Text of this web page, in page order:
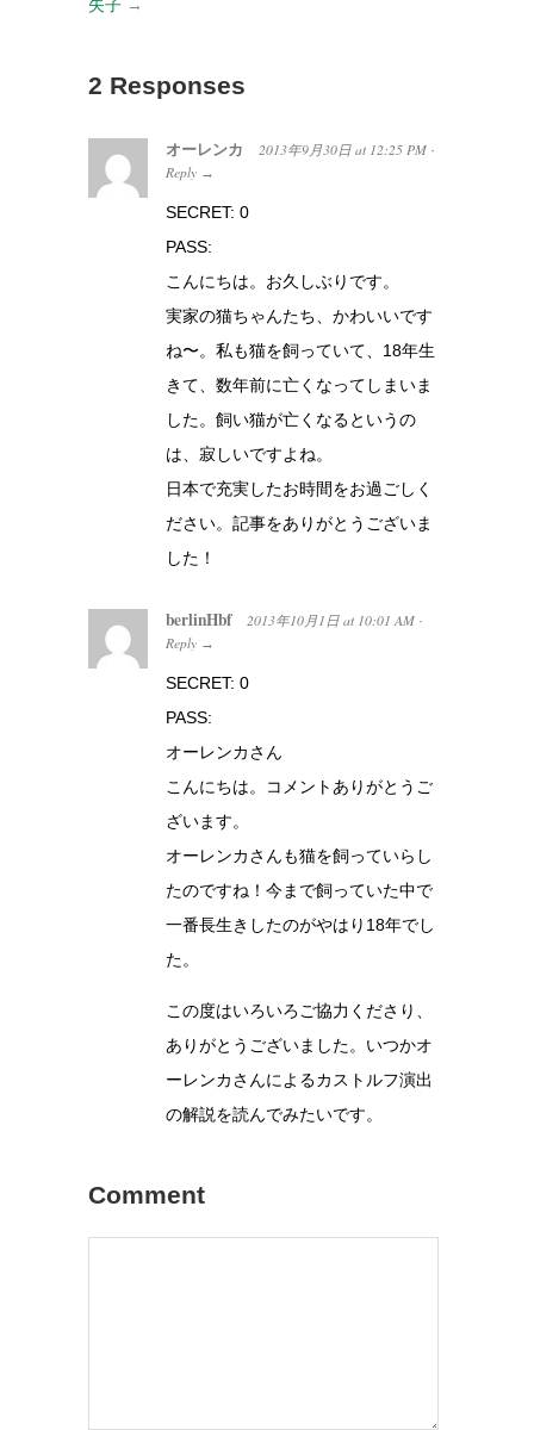
矢子 →
2 Responses
オーレンカ 2013年9月30日 at 12:25 PM ·
Reply →
SECRET: 0
PASS:
こんにちは。お久しぶりです。
実家の猫ちゃんたち、かわいいです
ね〜。私も猫を飼っていて、18年生
きて、数年前に亡くなってしまいま
した。飼い猫が亡くなるというの
は、寂しいですよね。
日本で充実したお時間をお過ごしく
ださい。記事をありがとうございま
した！
berlinHbf 2013年10月1日 at 10:01 AM ·
Reply →
SECRET: 0
PASS:
オーレンカさん
こんにちは。コメントありがとうご
ざいます。
オーレンカさんも猫を飼っていらし
たのですね！今まで飼っていた中で
一番長生きしたのがやはり18年でし
た。
この度はいろいろご協力くださり、
ありがとうございました。いつかオ
ーレンカさんによるカストルフ演出
の解説を読んでみたいです。
Comment